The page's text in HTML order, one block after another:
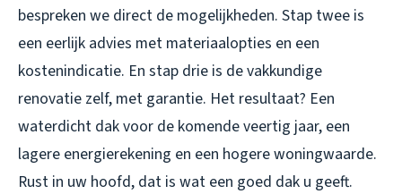
bespreken we direct de mogelijkheden. Stap twee is
een eerlijk advies met materiaalopties en een
kostenindicatie. En stap drie is de vakkundige
renovatie zelf, met garantie. Het resultaat? Een
waterdicht dak voor de komende veertig jaar, een
lagere energierekening en een hogere woningwaarde.
Rust in uw hoofd, dat is wat een goed dak u geeft.